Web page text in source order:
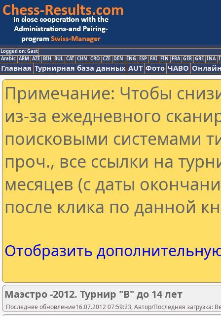
Logged on: Gast
Arabic ARM AZE BIH BUL CAT CHN CRO CZE DEN ENG ESP FAI FIN FRA GER GRE INA
Главная Турнирная база данных AUT Фото ЧАВО
Примечание: Чтобы
из-за ежедневного
поисковыми системами
проч., все ссылки на
месяцев (с даты
после клика по данной
Отобразить
Маэстро -2012. Турнир "B" до 14 лет
Последнее обновление16.07.2012 07:59:23, Автор/Последняя загрузка: